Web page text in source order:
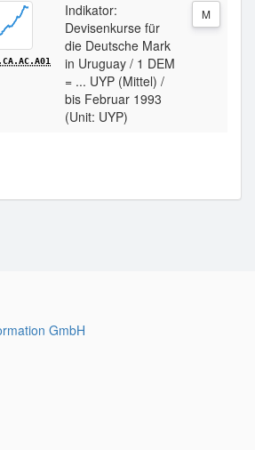
Indikator:
Devisenkurse für
die Deutsche Mark
in Uruguay / 1 DEM
= ... UYP (Mittel) /
bis Februar 1993
(Unit: UYP)
M
GmbH